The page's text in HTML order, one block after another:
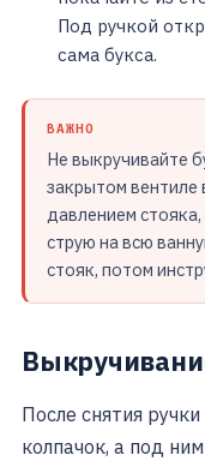
Под ручкой
сама букса.
ВАЖНО
Не выкручивайте
закрытом вентиле
давлением
струю на всю
стояк, потом
После снятия
колпачок, а под